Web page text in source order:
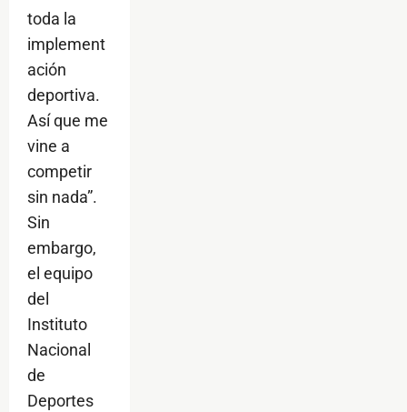
toda la
implement
ación
deportiva.
Así que me
vine a
competir
sin nada”.
Sin
embargo,
el equipo
del
Instituto
Nacional
de
Deportes